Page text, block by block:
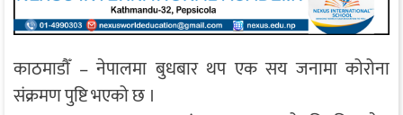
काठमाडाैँ – नेपालमा बुधबार थप एक सय जनामा कोरोना
संक्रमण पुष्टि भएको छ ।